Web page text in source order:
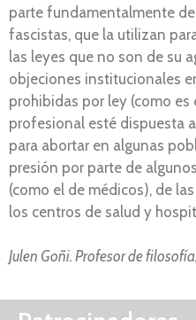
parte fundamentalmente
fascistas, que la utilizan
las leyes que no son de su
objeciones institucionales
prohibidas por ley (como
profesional esté dispuesta
para abortar en algunas
presión por parte de
(como el de médicos), de
los centros de salud y
Julen Goñi. Profesor de filosofía.